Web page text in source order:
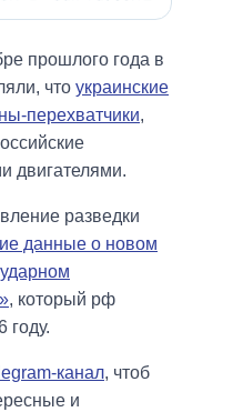
прошлого года в
что украинские
перехватчики,
двигателями.
разведки
данные о новом
, который рф
году.
канал, чтоб
и